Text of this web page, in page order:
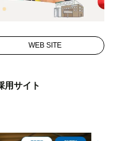
WEB SITE
サイト